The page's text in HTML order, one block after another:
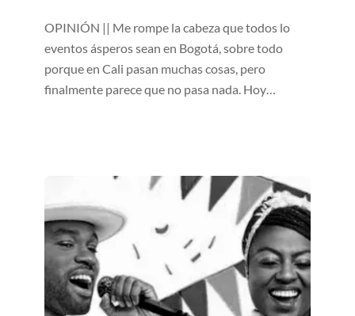
OPINIÓN || Me rompe la cabeza que todos lo
eventos ásperos sean en Bogotá, sobre todo
porque en Cali pasan muchas cosas, pero
finalmente parece que no pasa nada. Hoy…